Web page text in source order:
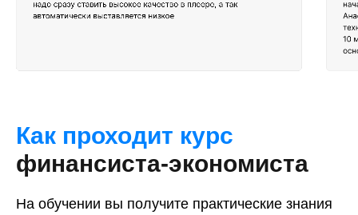
Как проходит курс
финансиста-экономиста
На обучении вы получите практические знания